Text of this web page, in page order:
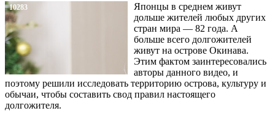
10283
Японцы в среднем живут
дольше жителей любых других
стран мира — 82 года. А
больше всего долгожителей
живут на острове Окинава.
Этим фактом заинтересовались
авторы данного видео, и
поэтому решили исследовать территорию острова, культуру и
обычаи, чтобы составить свод правил настоящего
долгожителя.